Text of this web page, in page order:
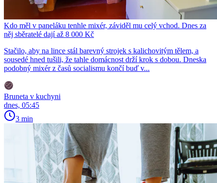
Kdo měl v paneláku tenhle mixér, záviděl mu celý vchod. Dnes za
něj sběratelé dají až 8 000 Kč
Stačilo, aby na lince stál barevný strojek s kalichovitým tělem, a
sousedé hned tušili, že tahle domácnost drží krok s dobou. Dneska
podobný mixér z časů socialismu končí buď v...
Bruneta v kuchyni
dnes, 05:45
3 min